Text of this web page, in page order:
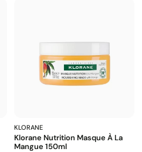
KLORANE
Klorane Nutrition Masque À La
Mangue 150ml